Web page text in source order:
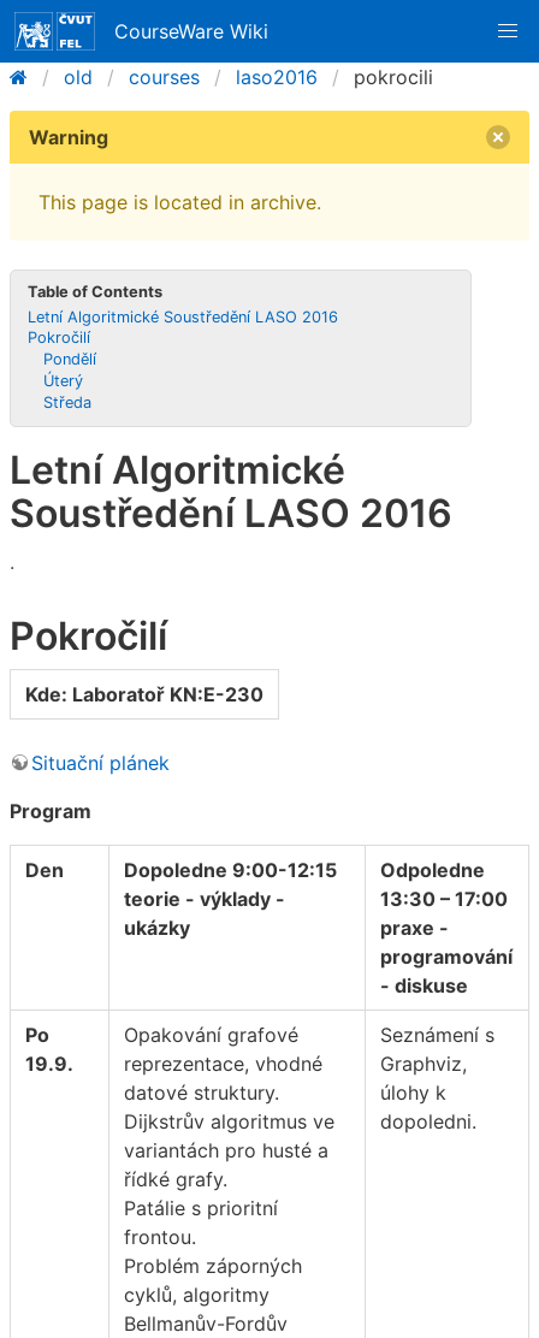
CourseWare Wiki
old
courses laso2016 pokrocili
Warning
This page is located in archive.
Table of Contents
Letní Algoritmické Soustředění LASO 2016
Pokročilí
Pondělí
Úterý
Středa
Letní Algoritmické
Soustředění LASO 2016
.
Pokročilí
Kde: Laboratoř KN:E-230
Situační plánek
Program
Den
Dopoledne 9:00-12:15
teorie - výklady -
ukázky
Odpoledne
13:30 – 17:00
praxe -
programování
- diskuse
Po
19.9.
Opakování grafové
reprezentace, vhodné
datové struktury.
Dijkstrův algoritmus ve
variantách pro husté a
řídké grafy.
Patálie s prioritní
frontou.
Problém záporných
cyklů, algoritmy
Bellmanův-Fordův
Seznámení s
Graphviz,
úlohy k
dopoledni.